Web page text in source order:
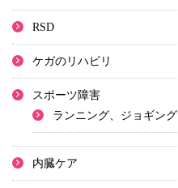
RSD
ケガのリハビリ
スポーツ障害
ランニング、ジョギング
内臓ケア